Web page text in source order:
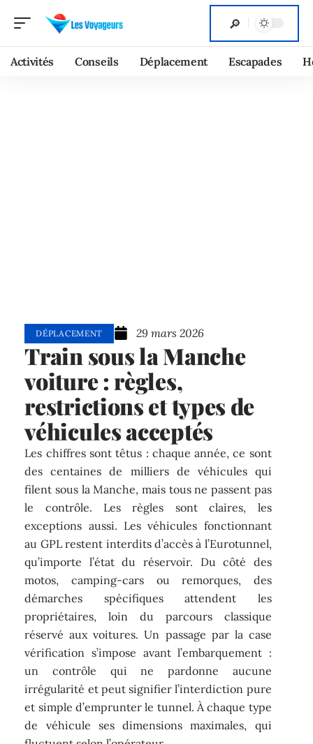
Activités Conseils Déplacement Escapades
DÉPLACEMENT 29 mars 2026
Train sous la Manche
voiture : règles,
restrictions et types de
véhicules acceptés
Les chiffres sont têtus : chaque année, ce sont
des centaines de milliers de véhicules qui
filent sous la Manche, mais tous ne passent pas
le contrôle. Les règles sont claires, les
exceptions aussi. Les véhicules fonctionnant
au GPL restent interdits d’accès à l’Eurotunnel,
qu’importe l’état du réservoir. Du côté des
motos, camping-cars ou remorques, des
démarches spécifiques attendent les
propriétaires, loin du parcours classique
réservé aux voitures. Un passage par la case
vérification s’impose avant l’embarquement :
un contrôle qui ne pardonne aucune
irrégularité et peut signifier l’interdiction pure
et simple d’emprunter le tunnel. À chaque type
de véhicule ses dimensions maximales, qui